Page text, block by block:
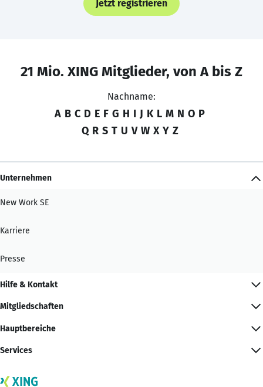
Jetzt registrieren
21 Mio. XING Mitglieder, von A bis Z
Nachname:
A B C D E F G H I J K L M N O P
Q R S T U V W X Y Z
Unternehmen
New Work SE
Karriere
Presse
Hilfe & Kontakt
Mitgliedschaften
Hauptbereiche
Services